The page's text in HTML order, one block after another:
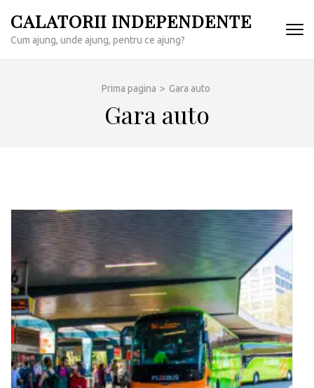
conținut
CALATORII INDEPENDENTE
Cum ajung, unde ajung, pentru ce ajung?
Prima pagina > Gara auto
Gara auto